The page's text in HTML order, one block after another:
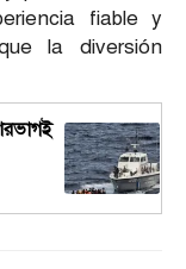
fiable y
la diversión